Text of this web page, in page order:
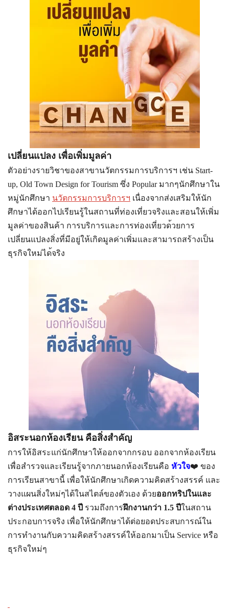
เปลี่ยนแปลง เพื่อเพิ่มมูลค่า
ตัวอย่างรายวิชาของสาขานวัตกรรมการบริการฯ เช่น Start-
up, Old Town Design for Tourism ซึ่ง Popular มากๆนักศึกษาใน
หมู่นักศึกษา นวัตกรรมการบริการฯ เนื่องจากส่งเสริมให้นัก
ศึกษาได้ออกไปเรียนรู้ในสถานที่ท่องเที่ยวจริงและสอนให้เพิ่ม
มูลค่าของสินค้า การบริการและการท่องเที่ยวด้วยการ
เปลี่ยนแปลงสิ่งที่มีอยู่ให้เกิดมูลค่าเพิ่มและสามารถสร้างเป็น
ธุรกิจใหม่ได้จริง
อิสระนอกห้องเรียน คือสิ่งสำคัญ
การให้อิสระแก่นักศึกษาให้ออกจากกรอบ ออกจากห้องเรียน
เพื่อสำรวจและเรียนรู้จากภายนอกห้องเรียนคือ หัวใจ❤️ ของ
การเรียนสาขานี้ เพื่อให้นักศึกษาเกิดความคิดสร้างสรรค์ และ
วางแผนสิ่งใหม่ๆได้ในสไตล์ของตัวเอง ด้วยออกทริปในและ
ต่างประเทศตลอด 4 ปี รวมถึงการฝึกงานกว่า 1.5 ปีในสถาน
ประกอบการจริง เพื่อให้นักศึกษาได้ต่อยอดประสบการณ์ใน
การทำงานกับความคิดสร้างสรรค์ให้ออกมาเป็น Service หรือ
ธุรกิจใหม่ๆ